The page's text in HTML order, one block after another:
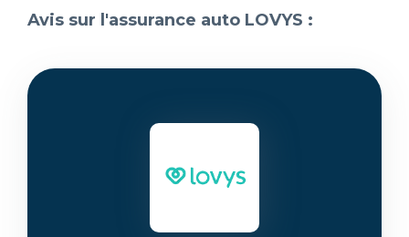
Avis sur l'assurance auto LOVYS :